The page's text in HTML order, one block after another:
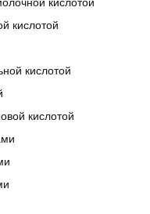
кислотой
кислотой
кислотой